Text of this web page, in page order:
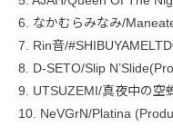
6. なかむらみなみ/
7. Rin音/
8. D-SETO/Slip
9. UTSUZEMI/真夜中の空
10. NeVGrN/Platina